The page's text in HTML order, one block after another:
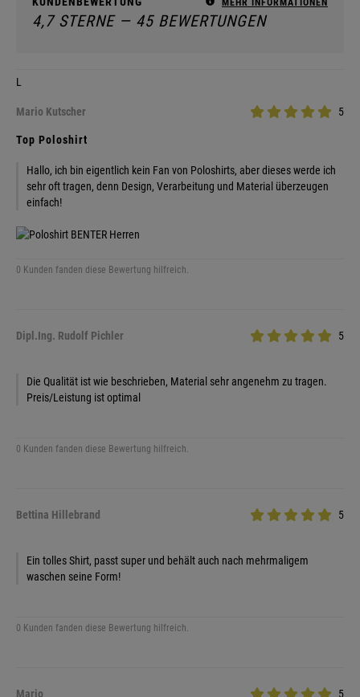
MEHR INFORMATIONEN
4,7 STERNE — 45 BEWERTUNGEN
L
Mario Kutscher 5
Top Poloshirt
Hallo, ich bin eigentlich kein Fan von Poloshirts, aber dieses werde ich
sehr oft tragen, denn Design, Verarbeitung und Material überzeugen
einfach!
0 Kunden fanden diese Bewertung hilfreich.
Dipl.Ing. Rudolf Pichler 5
Die Qualität ist wie beschrieben, Material sehr angenehm zu tragen.
Preis/Leistung ist optimal
0 Kunden fanden diese Bewertung hilfreich.
Bettina Hillebrand 5
Ein tolles Shirt, passt super und behält auch nach mehrmaligem
waschen seine Form!
0 Kunden fanden diese Bewertung hilfreich.
Mario 5